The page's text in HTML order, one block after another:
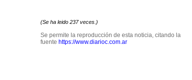
(Se ha leido 237 veces.)
Se permite la reproducción de esta noticia, citando la
fuente https://www.diarioc.com.ar